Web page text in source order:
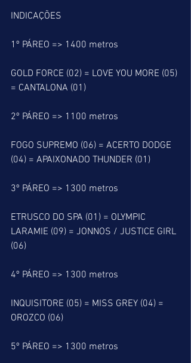
INDICAÇÕES
1º PÁREO => 1400 metros
GOLD FORCE (02) = LOVE YOU MORE (05)
= CANTALONA (01)
2º PÁREO => 1100 metros
FOGO SUPREMO (06) = ACERTO DODGE
(04) = APAIXONADO THUNDER (01)
3º PÁREO => 1300 metros
ETRUSCO DO SPA (01) = OLYMPIC
LARAMIE (09) = JONNOS / JUSTICE GIRL
(06)
4º PÁREO => 1300 metros
INQUISITORE (05) = MISS GREY (04) =
OROZCO (06)
5º PÁREO => 1300 metros